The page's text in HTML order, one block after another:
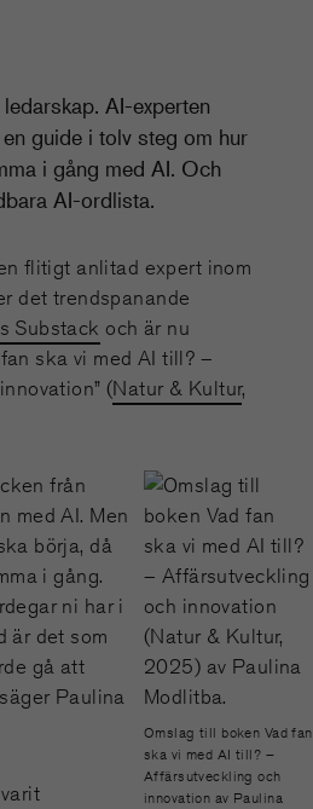
AI-experten
guide i tolv steg om hur
i gång med AI. Och
AI-ordlista.
flitigt anlitad expert inom
det trendspanande
Substack och är nu
ska vi med AI till? –
(Natur & Kultur,
Omslag till boken Vad fan
ska vi med AI till? –
Affärsutveckling och
innovation av Paulina
från
med AI. Men
börja, då
i gång.
ni har i
är det som
gå att
Paulina